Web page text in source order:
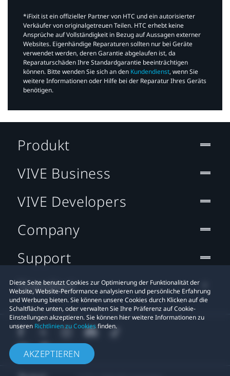
*iFixit ist ein offizieller Partner von HTC und ein autorisierter
Verkäufer von originalgetreuen Teilen. HTC erhebt keine
Ansprüche auf Vollständigkeit in Bezug auf Aussagen externer
Websites. Eigenhändige Reparaturen sollten nur bei Geräte
verwendet werden, deren Garantie abgelaufen ist, da
Reparaturschäden Ihre Standardgarantie beeinträchtigen
können. Bitte wenden Sie sich an den Kundendienst, wenn Sie
weitere Informationen oder Hilfe bei der Reparatur Ihres Geräts
benötigen.​
Diese Seite benutzt Cookies zur Optimierung der Funktionalität der
Website, Website-Performance analysieren und persönliche Erfahrung
und Werbung bieten. Sie können unsere Cookies durch Klicken auf die
Schaltfläche unten, oder verwalten Sie Ihre Präferenz auf Cookie-
Einstellungen akzeptieren. Sie können hier weitere Informationen zu
unseren Richtlinien zu Cookiesfinden.
AKZEPTIEREN
Produkt
VIVE Business
VIVE Developers
Company
Support
Standort